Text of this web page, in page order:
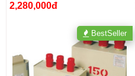
2,280,000đ
BestSeller